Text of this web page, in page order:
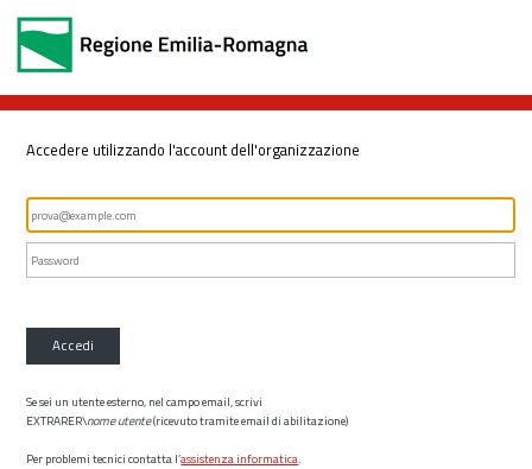
Accedere utilizzando l'account dell'organizzazione
Accedi
Se sei un utente esterno, nel campo email, scrivi
EXTRARER\nome utente(ricevuto tramite email di abilitazione)
Per problemi tecnici contatta l’assistenza informatica.